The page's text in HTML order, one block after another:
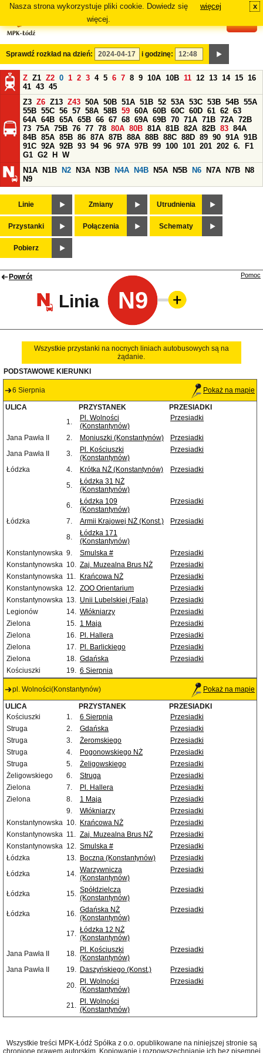
Nasza strona wykorzystuje pliki cookie. Dowiedz się
więcej.
więcej x
Sprawdź rozkład na dzień: i godzinę:
Z Z1 Z2 0 1 2 3 4 5 6 7 8 9 10A 10B 11 12 13 14 15 16
41 43 45
Z3 Z6 Z13 Z43 50A 50B 51A 51B 52 53A 53C 53B 54B 55A
55B 55C 56 57 58A 58B 59 60A 60B 60C 60D 61 62 63
64A 64B 65A 65B 66 67 68 69A 69B 70 71A 71B 72A 72B
73 75A 75B 76 77 78 80A 80B 81A 81B 82A 82B 83 84A
84B 85A 85B 86 87A 87B 88A 88B 88C 88D 89 90 91A 91B
91C 92A 92B 93 94 96 97A 97B 99 100 101 201 202 6.
F1
G1 G2 H
W
N1A
N1B N2 N3A N3B N4A N4B N5A N5B N6 N7A N7B
N8
N9
Linie Zmiany Utrudnienia
Przystanki Połączenia Schematy
Pobierz
Powrót
Linia N9
Pomoc
Wszystkie przystanki na nocnych liniach autobusowych są na
żądanie.
PODSTAWOWE KIERUNKI
6 Sierpnia Pokaż na mapie
ULICA PRZYSTANEK
PRZESIADKI
1.
Pl. Wolności
(Konstantynów)
Przesiadki
Jana Pawła II 2. Moniuszki (Konstantynów)
Przesiadki
Jana Pawła II
3.
Pl. Kościuszki
(Konstantynów)
Przesiadki
Łódzka 4. Krótka NŻ (Konstantynów)
Przesiadki
5.
Łódzka 31 NŻ
(Konstantynów)
6.
Łódzka 109
(Konstantynów)
Przesiadki
Łódzka 7. Armii Krajowej NŻ (Konst.)
Przesiadki
8.
Łódzka 171
(Konstantynów)
Konstantynowska 9. Smulska #
Przesiadki
Konstantynowska 10. Zaj. Muzealna Brus NŻ
Przesiadki
Konstantynowska 11. Krańcowa NŻ
Przesiadki
Konstantynowska 12. ZOO Orientarium
Przesiadki
Konstantynowska 13. Unii Lubelskiej (Fala)
Przesiadki
Legionów
14. Włókniarzy
Przesiadki
Zielona
15. 1 Maja
Przesiadki
Zielona
16. Pl. Hallera
Przesiadki
Zielona
17. Pl. Barlickiego
Przesiadki
Zielona
18. Gdańska
Przesiadki
Kościuszki
19. 6 Sierpnia
pl. Wolności(Konstantynów) Pokaż na mapie
ULICA PRZYSTANEK
PRZESIADKI
Kościuszki
1. 6 Sierpnia
Przesiadki
Struga
2. Gdańska
Przesiadki
Struga
3. Żeromskiego
Przesiadki
Struga
4. Pogonowskiego NŻ
Przesiadki
Struga
5. Żeligowskiego
Przesiadki
Żeligowskiego
6. Struga
Przesiadki
Zielona
7. Pl. Hallera
Przesiadki
Zielona
8. 1 Maja
Przesiadki
9.
Włókniarzy
Przesiadki
Konstantynowska 10. Krańcowa NŻ
Przesiadki
Konstantynowska 11. Zaj. Muzealna Brus NŻ
Przesiadki
Konstantynowska 12. Smulska #
Przesiadki
Łódzka
13. Boczna (Konstantynów)
Przesiadki
Łódzka
14. Warzywnicza
(Konstantynów)
Przesiadki
Łódzka 15. Spółdzielcza
(Konstantynów)
Przesiadki
Łódzka 16. Gdańska NŻ
(Konstantynów)
Przesiadki
17. Łódzka 12 NŻ
(Konstantynów)
Jana Pawła II
18. Pl. Kościuszki
(Konstantynów)
Przesiadki
Jana Pawła II 19. Daszyńskiego (Konst.)
Przesiadki
20. Pl. Wolności
(Konstantynów)
Przesiadki
21. Pl. Wolności
(Konstantynów)
Wszystkie treści MPK-Łódź Spółka z o.o. opublikowane na niniejszej stronie są
chronione prawem autorskim. Kopiowanie i rozpowszechnianie ich bez pisemnej